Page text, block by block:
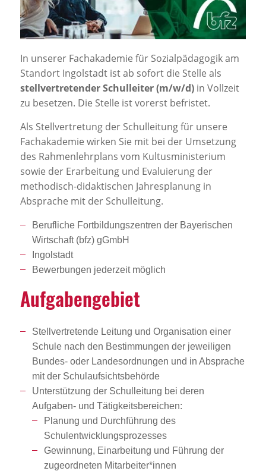
Jobportal
Presse und Medien
bbw e. V.
Presse
News Archiv
In unserer Fachakademie für Sozialpädagogik am
Standort Ingolstadt ist ab sofort die Stelle als
stellvertretenderSchulleiter (m/w/d)in Vollzeit
zu besetzen. Die Stelle ist vorerst befristet.
Als Stellvertretung der Schulleitung für unsere
Fachakademie wirken Sie mit bei der Umsetzung
des Rahmenlehrplans vom Kultusministerium
sowie der Erarbeitung und Evaluierung der
methodisch-didaktischen Jahresplanung in
Absprache mit der Schulleitung.
Berufliche Fortbildungszentren der Bayerischen
Wirtschaft (bfz) gGmbH
Ingolstadt
Bewerbungen jederzeit möglich
Aufga­ben­ge­biet
Stellvertretende Leitung und Organisation einer
Schule nach den Bestimmungen der jeweiligen
Bundes- oder Landesordnungen und in Absprache
mit der Schulaufsichtsbehörde
Unterstützung der Schulleitung bei deren
Aufgaben- und Tätigkeitsbereichen:
Planung und Durchführung des
Schulentwicklungsprozesses
Gewinnung, Einarbeitung und Führung der
zugeordneten Mitarbeiter*innen